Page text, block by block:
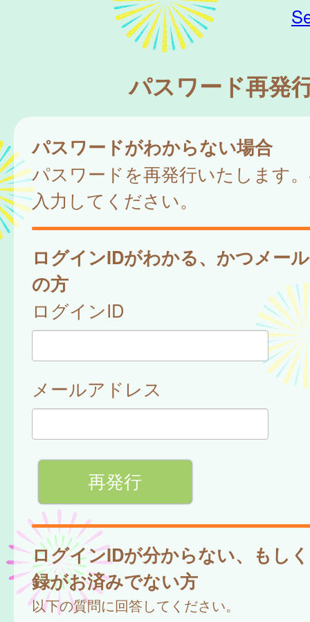
パスワード再発
パスワードがわからない場合
パスワードを再発行いたします
入力してください。
ログインIDがわかる、かつメー
の方
ログインID
メールアドレス
ログインIDが分からない、もし
録がお済みでない方
以下の質問に回答してください。